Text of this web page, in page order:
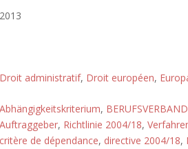
2013
Droit administratif, Droit européen,
Abhängigkeitskriterium, BERUFSVERBAND
Auftraggeber, Richtlinie 2004/18,
critère de dépendance, directive 2004/18,